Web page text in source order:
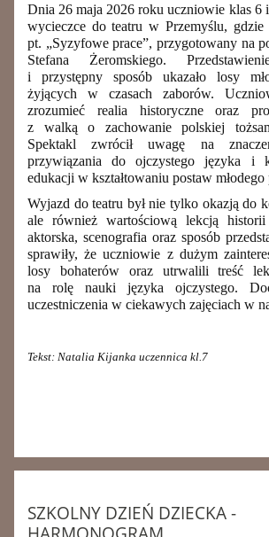
Dnia 26 maja 2026 roku uczniowie klas 6
wycieczce do teatru w Przemyślu, gdzie
pt. „Syzyfowe prace”, przygotowany na
Stefana Żeromskiego.
i przystępny sposób ukazało losy
żyjących w czasach zaborów.
zrozumieć realia historyczne oraz
z walką o zachowanie polskiej
Spektakl zwrócił uwagę na
przywiązania do ojczystego języka i
edukacji w kształtowaniu postaw
Wyjazd do teatru był nie tylko okazją do
ale również wartościową lekcją
aktorska, scenografia oraz sposób
sprawiły, że uczniowie z dużym
losy bohaterów oraz utrwalili treść
na rolę nauki języka ojczystego.
uczestniczenia w ciekawych zajęciach w
Tekst: Natalia Kijanka uczennica kl.7
SZKOLNY DZIEŃ DZIECKA -